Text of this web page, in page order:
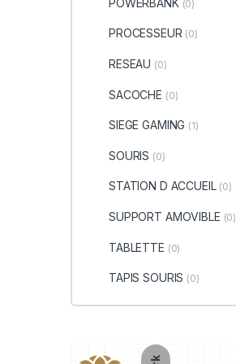
(0)
PROCESSEUR (0)
RESEAU (0)
SACOCHE (0)
SIEGE GAMING (1)
SOURIS (0)
STATION D ACCUEIL (0)
SUPPORT AMOVIBLE (0)
TABLETTE (0)
TAPIS SOURIS (0)